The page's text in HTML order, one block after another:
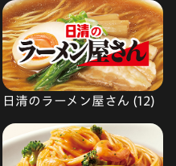
日清のラーメン屋さん (12)